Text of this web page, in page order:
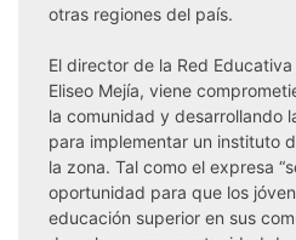
otras regiones del país.
El director de la Red
Eliseo Mejía, viene
la comunidad y desarrollando
para implementar un instituto
la zona. Tal como el expresa
oportunidad para que los
educación superior en sus